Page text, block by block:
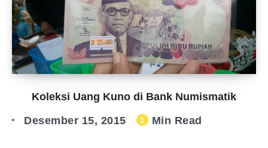
Koleksi Uang Kuno di Bank Numismatik
Desember 15, 2015 1 Min Read